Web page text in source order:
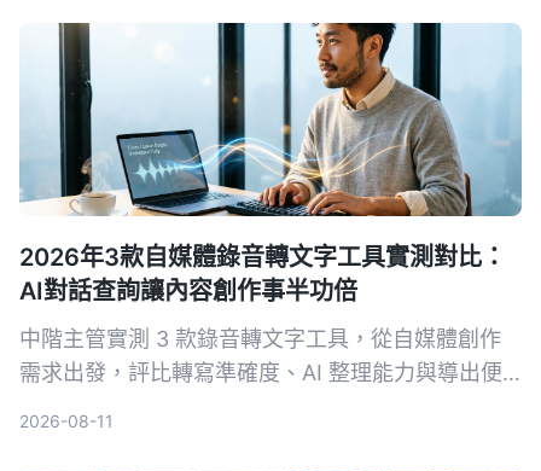
2026年3款自媒體錄音轉文字工具實測對比：
AI對話查詢讓內容創作事半功倍
中階主管實測 3 款錄音轉文字工具，從自媒體創作
需求出發，評比轉寫準確度、AI 整理能力與導出便
2026-08-11